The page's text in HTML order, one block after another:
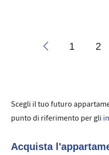
1 2
Scegli il tuo futuro
punto di riferimento per gli
Acquista